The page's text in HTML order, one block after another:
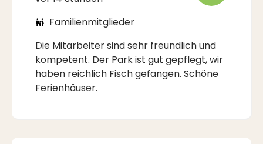
Familienmitglieder
Die Mitarbeiter sind sehr freundlich und
kompetent. Der Park ist gut gepflegt, wir
haben reichlich Fisch gefangen. Schöne
Ferienhäuser.